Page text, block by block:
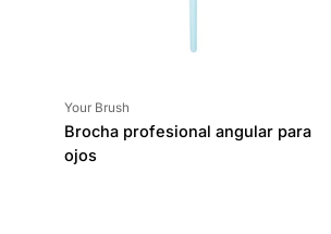
Proveedor:
Your Brush
Brocha profesional angular para
ojos